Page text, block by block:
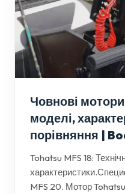
Човнові
моделі,
порівняння |
Tohatsu MFS 18:
MFS 20. Мотор